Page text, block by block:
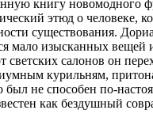
книгу новомодного
этюд о чело­веке,
существования.
мало изысканных вещей
светских салонов он
курильням,
был не способен по-
как бездушный